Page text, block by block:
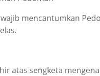
mencantumkan
atas sengketa